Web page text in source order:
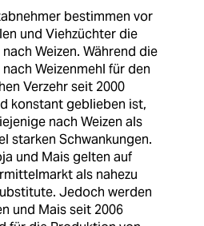
bestimmen vor
und Viehzüchter die
Weizen. Während die
Weizenmehl für den
Verzehr seit 2000
konstant geblieben ist,
nach Weizen als
starken Schwankungen.
und Mais gelten auf
als nahezu
Jedoch werden
und Mais seit 2006